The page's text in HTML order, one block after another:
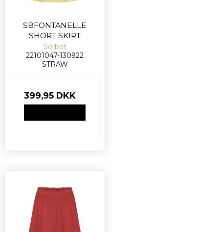
SBFONTANELLE
SHORT SKIRT
Sorbet
22101047-130922
STRAW
399,95 DKK